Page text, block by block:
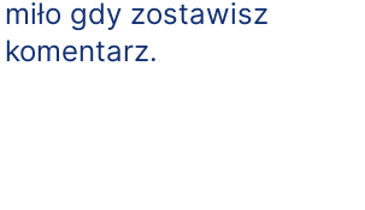
gdy zostawisz